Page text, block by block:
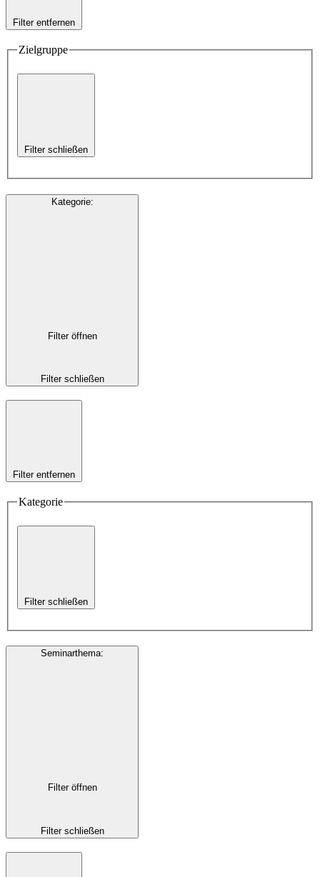
Filter entfernen
Zielgruppe
Filter schließen
Kategorie:
Filter öffnen
Filter schließen
Filter entfernen
Kategorie
Filter schließen
Seminarthema:
Filter öffnen
Filter schließen